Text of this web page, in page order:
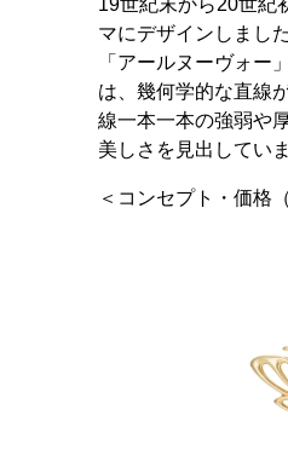
19世紀末から20世紀
マにデザインしました
「アールヌーヴォー
は、幾何学的な直線
線一本一本の強弱や
美しさを見出していま
＜コンセプト・価格